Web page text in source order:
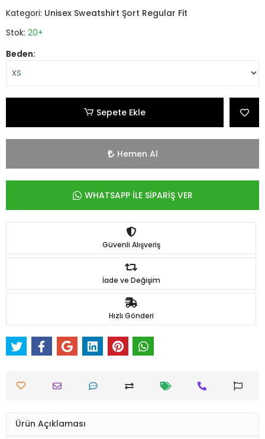
Kategori: Unisex Sweatshirt Şort Regular Fit
Stok: 20+
Beden:
Sepete Ekle
Hemen Al
WHATSAPP İLE SİPARİŞ VER
Güvenli Alışveriş
İade ve Değişim
Hızlı Gönderi
Ürün Açıklaması